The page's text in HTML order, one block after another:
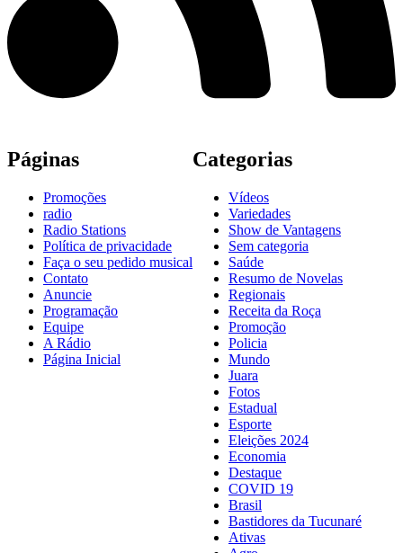
Páginas
Promoções
radio
Radio Stations
Política de privacidade
Faça o seu pedido musical
Contato
Anuncie
Programação
Equipe
A Rádio
Página Inicial
Categorias
Vídeos
Variedades
Show de Vantagens
Sem categoria
Saúde
Resumo de Novelas
Regionais
Receita da Roça
Promoção
Policia
Mundo
Juara
Fotos
Estadual
Esporte
Eleições 2024
Economia
Destaque
COVID 19
Brasil
Bastidores da Tucunaré
Ativas